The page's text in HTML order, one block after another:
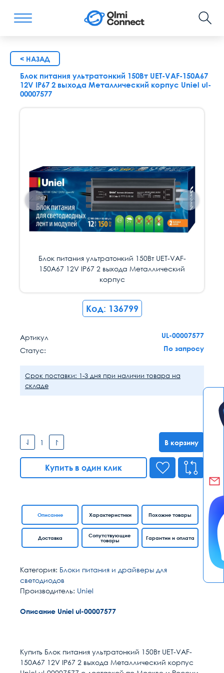
< НАЗАД
Блок питания ультратонкий 150Вт UET-VAF-150A67
12V IP67 2 выхода Металлический корпус Uniel ul-
00007577
Блок питания ультратонкий 150Вт UET-VAF-
150A67 12V IP67 2 выхода Металлический
корпус
Блок питания ультратонкий 150Вт UET-VAF-
150A67 12V IP67 2 выхода Металлический
корпус
Блок питания ультратонкий 150Вт UET-VAF-
150A67 12V IP67 2 выхода Металлический
корпус
Блок питания ультратонкий 150Вт UET-VAF-
150A67 12V IP67 2 выхода Металлический
корпус
Код: 136799
Артикул
UL-00007577
Статус:
По запросу
Срок поставки: 1-3 дня при наличии товара на
складе
В корзину
Купить в один клик
Описание Характеристики
Доставка
Похожие товары
Сопутствующие
товары
Гарантии и оплата
Категория: Блоки питания и драйверы для
светодиодов
Производитель: Uniel
Описание Uniel ul-00007577
Страна
Единица измерения шт
Купить Блок питания ультратонкий 150Вт UET-VAF-
150A67 12V IP67 2 выхода Металлический корпус